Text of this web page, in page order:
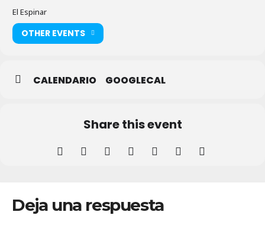
El Espinar
OTHER EVENTS
CALENDARIO GOOGLECAL
Share this event
Deja una respuesta